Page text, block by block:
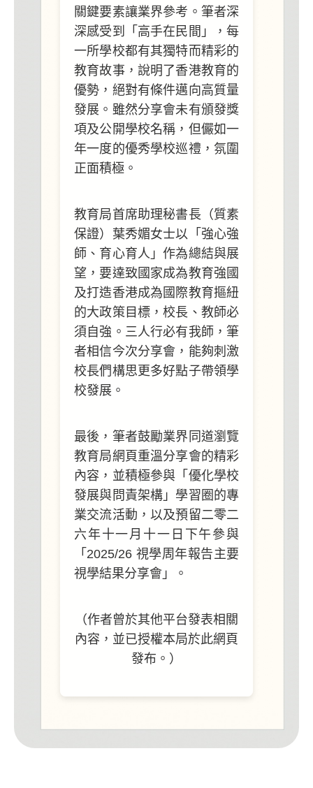
關鍵要素讓業界參考。筆者深
深感受到「高手在民間」，每
一所學校都有其獨特而精彩的
教育故事，說明了香港教育的
優勢，絕對有條件邁向高質量
發展。雖然分享會未有頒發獎
項及公開學校名稱，但儼如一
年一度的優秀學校巡禮，氛圍
正面積極。
教育局首席助理秘書長（質素
保證）葉秀媚女士以「強心強
師、育心育人」作為總結與展
望，要達致國家成為教育強國
及打造香港成為國際教育摳紐
的大政策目標，校長、教師必
須自強。三人行必有我師，筆
者相信今次分享會，能夠刺激
校長們構思更多好點子帶領學
校發展。
最後，筆者鼓勵業界同道瀏覽
教育局網頁重溫分享會的精彩
內容，並積極參與 「優化學校
發展與問責架構」學習圈的專
業交流活動，以及預留二零二
六年十一月十一日下午參與
「2025/26 視學周年報告主要
視學結果分享會」。
（作者曾於其他平台發表相關
內容，並已授權本局於此網頁
發布。）